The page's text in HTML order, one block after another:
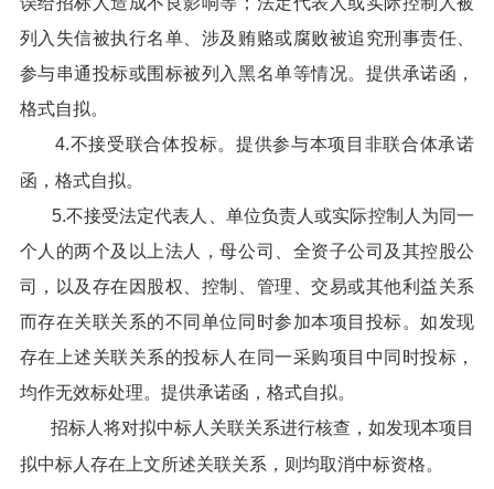
列入失信被执行名单、涉及贿赂或腐败被追究刑事责任、
参与串通投标或围标被列入黑名单等情况。提供承诺函，
格式自拟。
4.不接受联合体投标。提供参与本项目非联合体承诺
函，格式自拟。
5.不接受法定代表人、单位负责人或实际控制人为同一
个人的两个及以上法人，母公司、全资子公司及其控股公
司，以及存在因股权、控制、管理、交易或其他利益关系
而存在关联关系的不同单位同时参加本项目投标。如发现
存在上述关联关系的投标人在同一采购项目中同时投标，
均作无效标处理。提供承诺函，格式自拟。
招标人将对拟中标人关联关系进行核查，如发现本项目
拟中标人存在上文所述关联关系，则均取消中标资格。